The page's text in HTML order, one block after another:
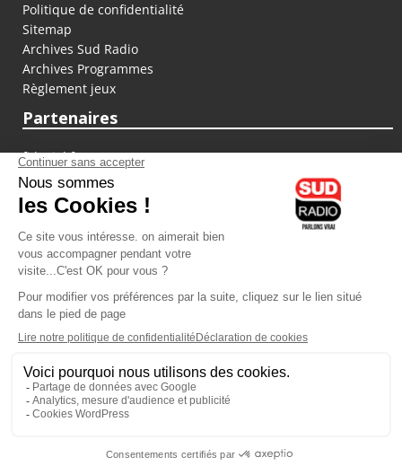
Politique de confidentialité
Sitemap
Archives Sud Radio
Archives Programmes
Règlement jeux
Partenaires
fiducial.fr
lyoncapitale.fr
olympique-et-lyonnais.com
L'application Iphone / Android
Téléchargez l'application
Les cookies
Gestion des cookies
Crédit photos : ©Sud Radio / Pierre Olivier